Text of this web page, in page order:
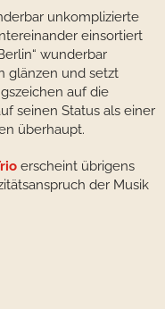
unkomplizierte
einsortiert
wunderbar
glänzen und setzt
auf die
seinen Status als einer
überhaupt.
erscheint übrigens
der Musik